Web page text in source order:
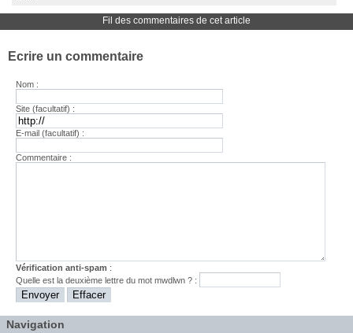
Fil des commentaires de cet article
Ecrire un commentaire
Nom :
Site (facultatif) :
E-mail (facultatif) :
Commentaire :
Vérification anti-spam :
Quelle est ladeuxième lettre du motmwdlwn ? :
Navigation